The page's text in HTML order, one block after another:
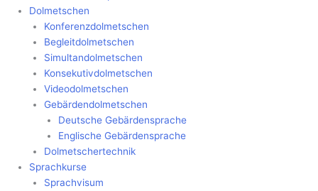
Dolmetschen
Konferenzdolmetschen
Begleitdolmetschen
Simultandolmetschen
Konsekutivdolmetschen
Videodolmetschen
Gebärdendolmetschen
Deutsche Gebärdensprache
Englische Gebärdensprache
Dolmetschertechnik
Sprachkurse
Sprachvisum